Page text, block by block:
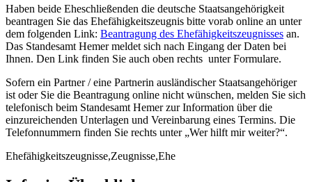
Haben beide Eheschließenden die deutsche Staatsangehörigkeit
beantragen Sie das Ehefähigkeitszeugnis bitte vorab online an unter
dem folgenden Link: Beantragung des Ehefähigkeitszeugnisses an.
Das Standesamt Hemer meldet sich nach Eingang der Daten bei
Ihnen. Den Link finden Sie auch oben rechts unter Formulare.
Sofern ein Partner / eine Partnerin ausländischer Staatsangehöriger
ist oder Sie die Beantragung online nicht wünschen, melden Sie sich
telefonisch beim Standesamt Hemer zur Information über die
einzureichenden Unterlagen und Vereinbarung eines Termins. Die
Telefonnummern finden Sie rechts unter „Wer hilft mir weiter?“.
Ehefähigkeitszeugnisse,Zeugnisse,Ehe